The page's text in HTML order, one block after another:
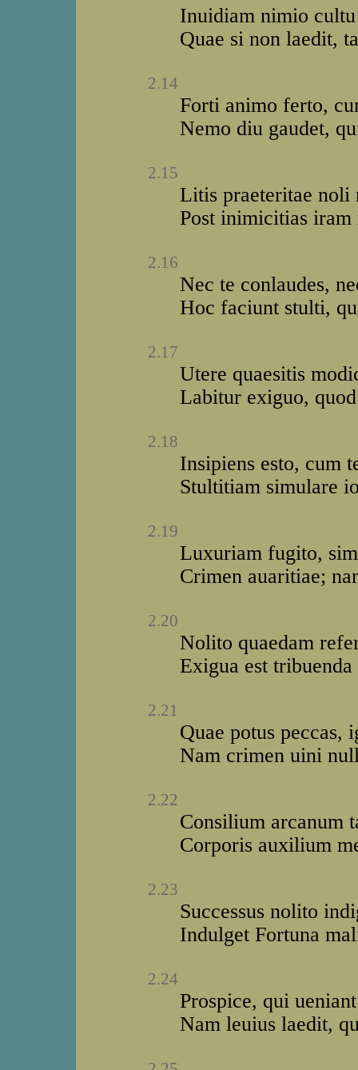
Inuidiam nimio
Quae si non laedit,
2.14
Forti animo ferto,
Nemo diu gaudet,
2.15
Litis praeteritae noli
Post inimicitias iram
2.16
Nec te conlaudes,
Hoc faciunt stulti,
2.17
Utere quaesitis
Labitur exiguo,
2.18
Insipiens esto, cum
Stultitiam simulare
2.19
Luxuriam fugito,
Crimen auaritiae;
2.20
Nolito quaedam
Exigua est
2.21
Quae potus peccas,
Nam crimen uini
2.22
Consilium arcanum
Corporis auxilium
2.23
Successus nolito
Indulget Fortuna
2.24
Prospice, qui
Nam leuius laedit,